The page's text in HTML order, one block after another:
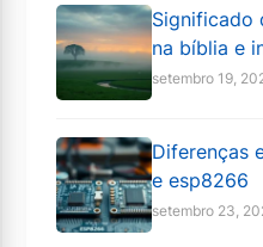
Significado
na bíblia e
setembro 19,
Diferenças
e esp8266
setembro 23,